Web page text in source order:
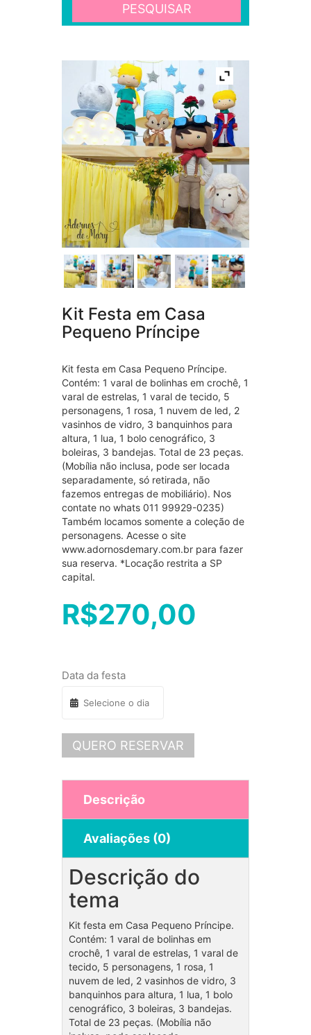
PESQUISAR
Kit Festa em Casa
Pequeno Príncipe
Kit festa em Casa Pequeno Príncipe.
Contém: 1 varal de bolinhas em crochê, 1
varal de estrelas, 1 varal de tecido, 5
personagens, 1 rosa, 1 nuvem de led, 2
vasinhos de vidro, 3 banquinhos para
altura, 1 lua, 1 bolo cenográfico, 3
boleiras, 3 bandejas. Total de 23 peças.
(Mobília não inclusa, pode ser locada
separadamente, só retirada, não
fazemos entregas de mobiliário). Nos
contate no whats 011 99929-0235)
Também locamos somente a coleção de
personagens. Acesse o site
www.adornosdemary.com.br para fazer
sua reserva. *Locação restrita a SP
capital.
R$270,00
Data da festa
QUERO RESERVAR
Descrição
Avaliações (0)
Descrição do
tema
Kit festa em Casa Pequeno Príncipe.
Contém: 1 varal de bolinhas em
crochê, 1 varal de estrelas, 1 varal de
tecido, 5 personagens, 1 rosa, 1
nuvem de led, 2 vasinhos de vidro, 3
banquinhos para altura, 1 lua, 1 bolo
cenográfico, 3 boleiras, 3 bandejas.
Total de 23 peças. (Mobília não